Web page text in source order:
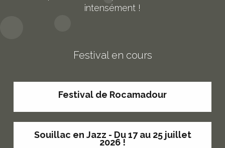
intensément !
Festival en cours
Festival de Rocamadour
Souillac en Jazz - Du 17 au 25 juillet
2026 !